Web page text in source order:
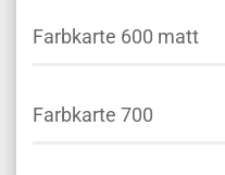
Farbkarte 600 matt
Farbkarte 700